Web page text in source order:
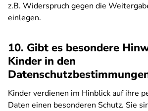
z.B. Widerspruch gegen die
einlegen.
10. Gibt es besondere
Kinder in den
Kinder verdienen im Hinblick auf ihre
Daten einen besonderen Schutz. Sie